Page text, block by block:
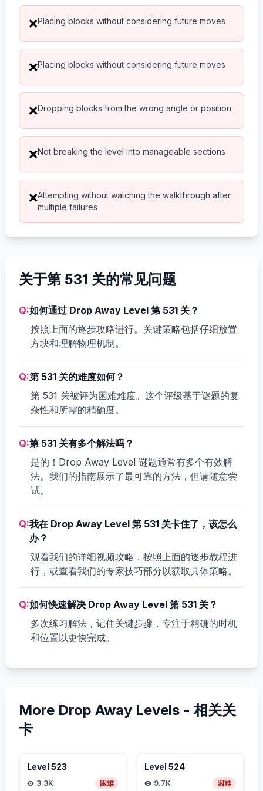
❌Placing blocks without considering future moves
❌Placing blocks without considering future moves
❌Dropping blocks from the wrong angle or position
❌Not breaking the level into manageable sections
❌Attempting without watching the walkthrough after
multiple failures
关于第 531 关的常见问题
Q:如何通过 Drop Away Level 第 531 关？
按照上面的逐步攻略进行。关键策略包括仔细放置
方块和理解物理机制。
Q:第 531 关的难度如何？
第 531 关被评为困难难度。这个评级基于谜题的复
杂性和所需的精确度。
Q:第 531 关有多个解法吗？
是的！Drop Away Level 谜题通常有多个有效解
法。我们的指南展示了最可靠的方法，但请随意尝
试。
Q:我在 Drop Away Level 第 531 关卡住了，该怎么
办？
观看我们的详细视频攻略，按照上面的逐步教程进
行，或查看我们的专家技巧部分以获取具体策略。
Q:如何快速解决 Drop Away Level 第 531 关？
多次练习解法，记住关键步骤，专注于精确的时机
和位置以更快完成。
More Drop Away Levels - 相关关
卡
Level 523
3.3K 困难
Level 524
9.7K 困难